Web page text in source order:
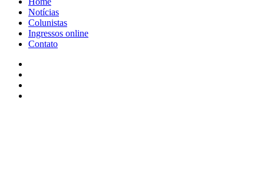
Notícias
Colunistas
Ingressos online
Contato